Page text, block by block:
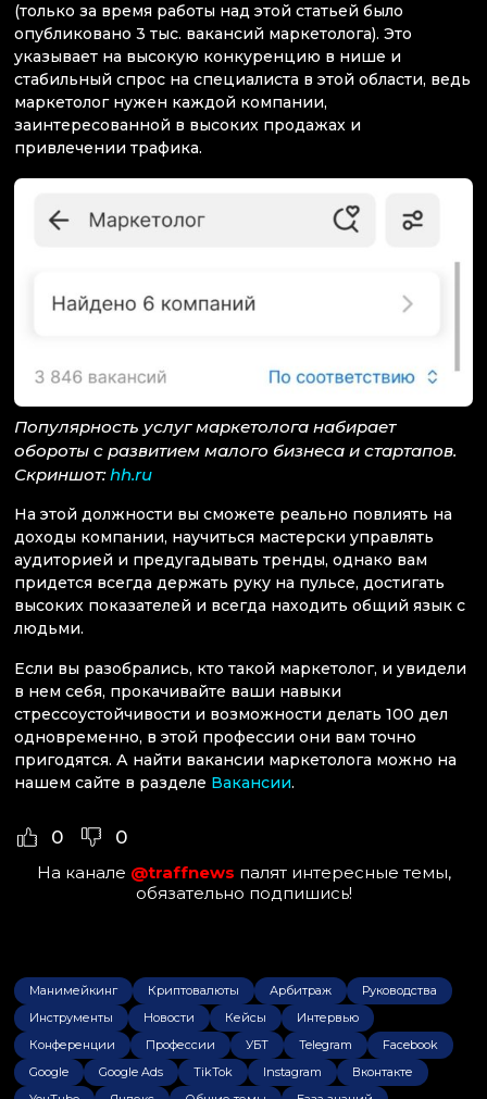
(только за время работы над этой статьей было
опубликовано 3 тыс. вакансий маркетолога). Это
указывает на высокую конкуренцию в нише и
стабильный спрос на специалиста в этой области, ведь
маркетолог нужен каждой компании,
заинтересованной в высоких продажах и
привлечении трафика.
Популярность услуг маркетолога набирает
обороты с развитием малого бизнеса и стартапов.
Скриншот:hh.ru
На этой должности вы сможете реально повлиять на
доходы компании, научиться мастерски управлять
аудиторией и предугадывать тренды, однако вам
придется всегда держать руку на пульсе, достигать
высоких показателей и всегда находить общий язык с
людьми.
Если вы разобрались, кто такой маркетолог, и увидели
в нем себя, прокачивайте ваши навыки
стрессоустойчивости и возможности делать 100 дел
одновременно, в этой профессии они вам точно
пригодятся. А найти вакансии маркетолога можно на
нашем сайте в разделе Вакансии.
0 0
На канале @traffnews палят интересные темы,
обязательно подпишись!
Манимейкинг Криптовалюты Арбитраж
Руководства
Инструменты
Новости Кейсы
Интервью
Конференции
Профессии УБТ Telegram
Facebook
Google
Google Ads TikTok Instagram
Вконтакте